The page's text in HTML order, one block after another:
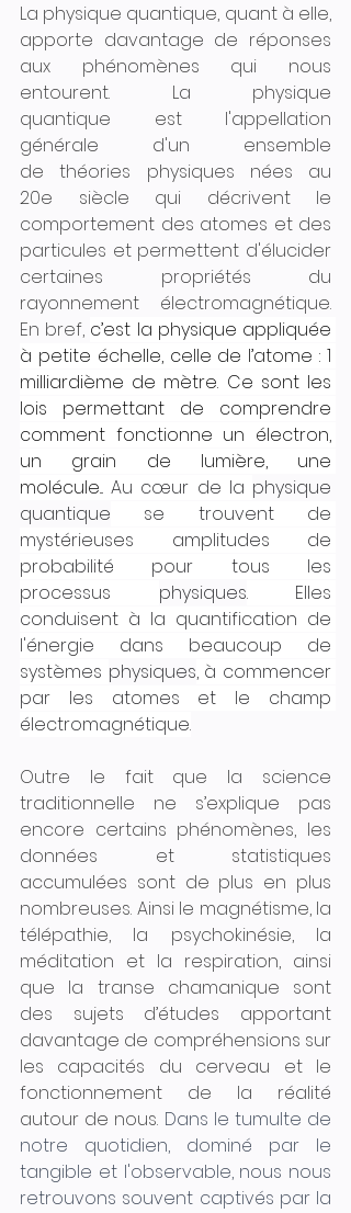
La physique quantique, quant à elle,
apporte davantage de réponses
aux phénomènes qui nous
entourent. La physique
quantique est l'appellation
générale d'un ensemble
de théories physiques nées au
20e siècle qui décrivent le
comportement des atomes et des
particules et permettent d'élucider
certaines propriétés du
rayonnement électromagnétique.
En bref, c’est la physique appliquée
à petite échelle, celle de l’atome : 1
milliardième de mètre. Ce sont les
lois permettant de comprendre
comment fonctionne un électron,
un grain de lumière, une
molécule... Au cœur de la physique
quantique se trouvent de
mystérieuses amplitudes de
probabilité pour tous les
processus physiques. Elles
conduisent à la quantification de
l'énergie dans beaucoup de
systèmes physiques, à commencer
par les atomes et le champ
électromagnétique.
Outre le fait que la science
traditionnelle ne s’explique pas
encore certains phénomènes, les
données et statistiques
accumulées sont de plus en plus
nombreuses. Ainsi le magnétisme, la
télépathie, la psychokinésie, la
méditation et la respiration, ainsi
que la transe chamanique sont
des sujets d’études apportant
davantage de compréhensions sur
les capacités du cerveau et le
fonctionnement de la réalité
autour de nous. Dans le tumulte de
notre quotidien, dominé par le
tangible et l'observable, nous nous
retrouvons souvent captivés par la